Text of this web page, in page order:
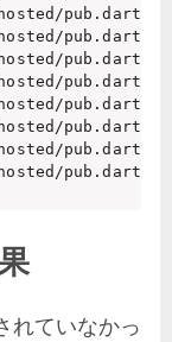
hosted/
hosted/
hosted/
hosted/
hosted/
hosted/
hosted/
hosted/
れていなかっ